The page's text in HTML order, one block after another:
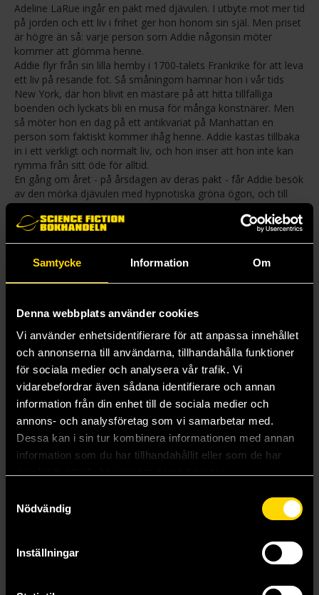
Samtycke Information Om
Denna webbplats använder cookies
Vi använder enhetsidentifierare för att anpassa innehållet
och annonserna till användarna, tillhandahålla funktioner
för sociala medier och analysera vår trafik. Vi
vidarebefordrar även sådana identifierare och annan
information från din enhet till de sociala medier och
annons- och analysföretag som vi samarbetar med.
Dessa kan i sin tur kombinera informationen med annan
information som du har tillhandahållit eller som de har
Nödvändig
Inställningar
Adeline LaRue ingår en pakt med djävulen. I utbyte mot mer tid
på jorden och ett liv i frihet ger hon honom sin själ. Men priset
är högre än så: varje person som Addie någonsin möter
kommer att glömma henne.
Addie flyr från sin lilla hemby i 1700-talets Frankrike för att leva
ett liv på resande fot. Så småningom hamnar hon i vår tids
New York, där hon blivit en mästare på att hitta tillfälliga
boenden och lyckats bli en musa för många konstnärer. Men
så möter hon en dag på ett antikvariat på Manhattan en
person som faktiskt kommer ihåg henne. Addie kastas tillbaka
in i ett verkligt och normalt liv, och hon inser att hon inte kan
rymma från sitt öde för alltid.
En gång om året - på årsdagen av deras pakt - får Addie besök
av den mörka djävulen med hypnotiska gröna ögon, och till
slut har hon inget annat val än att konfrontera honom.
Mer från V. E. Schwab
V. E. Schwab